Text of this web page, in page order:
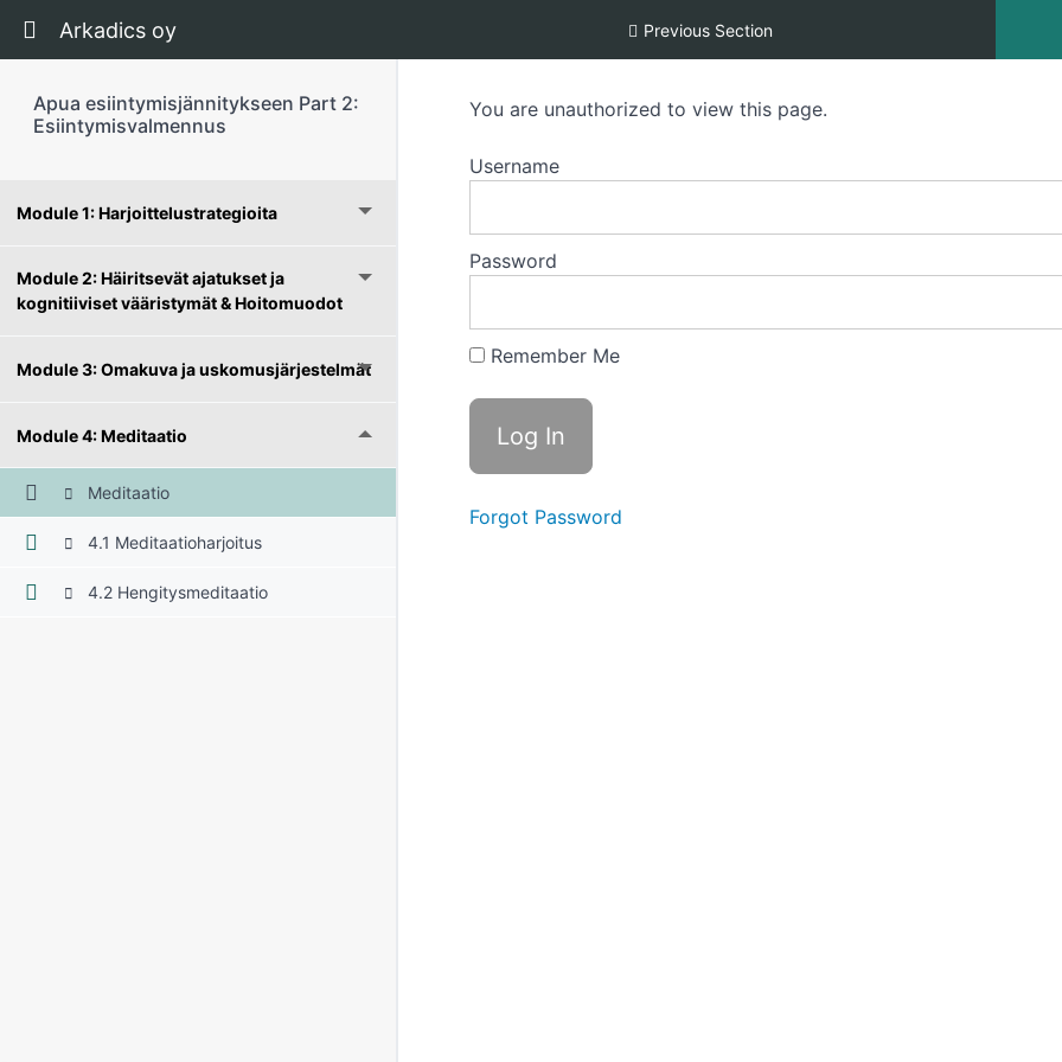
Return to course: Apua esiintymisjännitykseen Part 2: Esiintymisvalmennus
Arkadics oy Previous Section
Apua esiintymisjännitykseen Part 2:
Esiintymisvalmennus
Module 1: Harjoittelustrategioita
Module 2: Häiritsevät ajatukset ja
kognitiiviset vääristymät & Hoitomuodot
Module 3: Omakuva ja uskomusjärjestelmät
Module 4: Meditaatio
Meditaatio
4.1 Meditaatioharjoitus
4.2 Hengitysmeditaatio
You are unauthorized to view this page.
Username
Password
Remember Me
Forgot Password